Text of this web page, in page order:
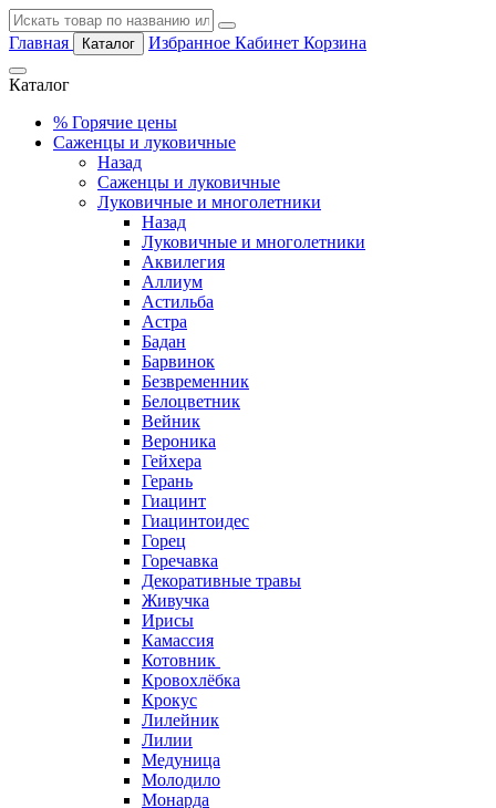
Главная Каталог Избранное Кабинет Корзина
Каталог
% Горячие цены
Саженцы и луковичные
Назад
Саженцы и луковичные
Луковичные и многолетники
Назад
Луковичные и многолетники
Аквилегия
Аллиум
Астильба
Астра
Бадан
Барвинок
Безвременник
Белоцветник
Вейник
Вероника
Гейхера
Герань
Гиацинт
Гиацинтоидес
Горец
Горечавка
Декоративные травы
Живучка
Ирисы
Камассия
Котовник
Кровохлёбка
Крокус
Лилейник
Лилии
Медуница
Молодило
Монарда